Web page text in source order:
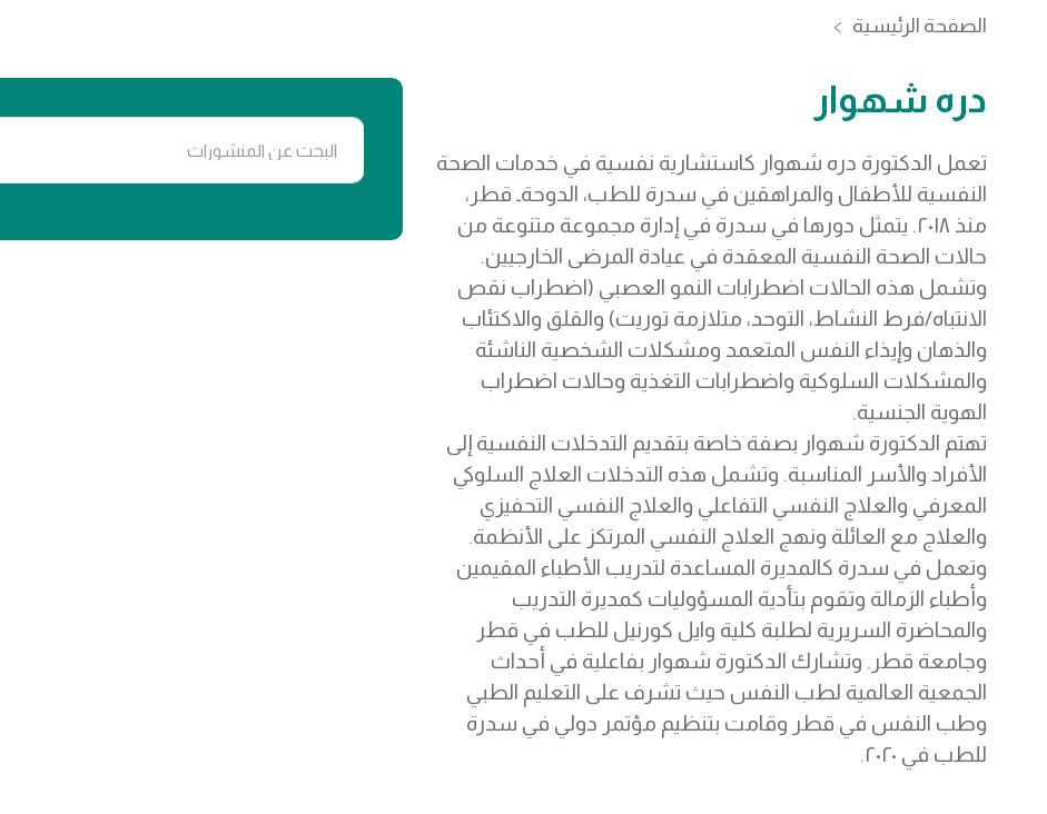
الصفحة الرئيسية
دره شهوار
تعمل الدكتورة دره شهوار كاستشارية نفسية في خدمات الصحة
النفسية للأطفال والمراهقين في سدرة للطب، الدوحةـ قطر،
منذ ٢٠١٨. يتمثل دورها في سدرة في إدارة مجموعة متنوعة من
حالات الصحة النفسية المعقدة في عيادة المرضى الخارجيين.
وتشمل هذه الحالات اضطرابات النمو العصبي (اضطراب نقص
الانتباه/فرط النشاط، التوحد، متلازمة توريت) والقلق والاكتئاب
والذهان وإيذاء النفس المتعمد ومشكلات الشخصية الناشئة
والمشكلات السلوكية واضطرابات التغذية وحالات اضطراب
الهوية الجنسية.
تهتم الدكتورة شهوار بصفة خاصة بتقديم التدخلات النفسية إلى
الأفراد والأسر المناسبة. وتشمل هذه التدخلات العلاج السلوكي
المعرفي والعلاج النفسي التفاعلي والعلاج النفسي التحفيزي
والعلاج مع العائلة ونهج العلاج النفسي المرتكز على الأنظمة.
وتعمل في سدرة كالمديرة المساعدة لتدريب الأطباء المقيمين
وأطباء الزمالة وتقوم بتأدية المسؤوليات كمديرة التدريب
والمحاضرة السريرية لطلبة كلية وايل كورنيل للطب في قطر
وجامعة قطر. وتشارك الدكتورة شهوار بفاعلية في أحداث
الجمعية العالمية لطب النفس حيث تشرف على التعليم الطبي
وطب النفس في قطر وقامت بتنظيم مؤتمر دولي في سدرة
للطب في ٢٠٢٠.